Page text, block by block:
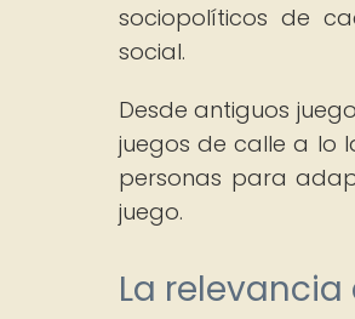
sociopolíticos de
social.
Desde antiguos
juegos de calle a lo
personas para
juego.
La